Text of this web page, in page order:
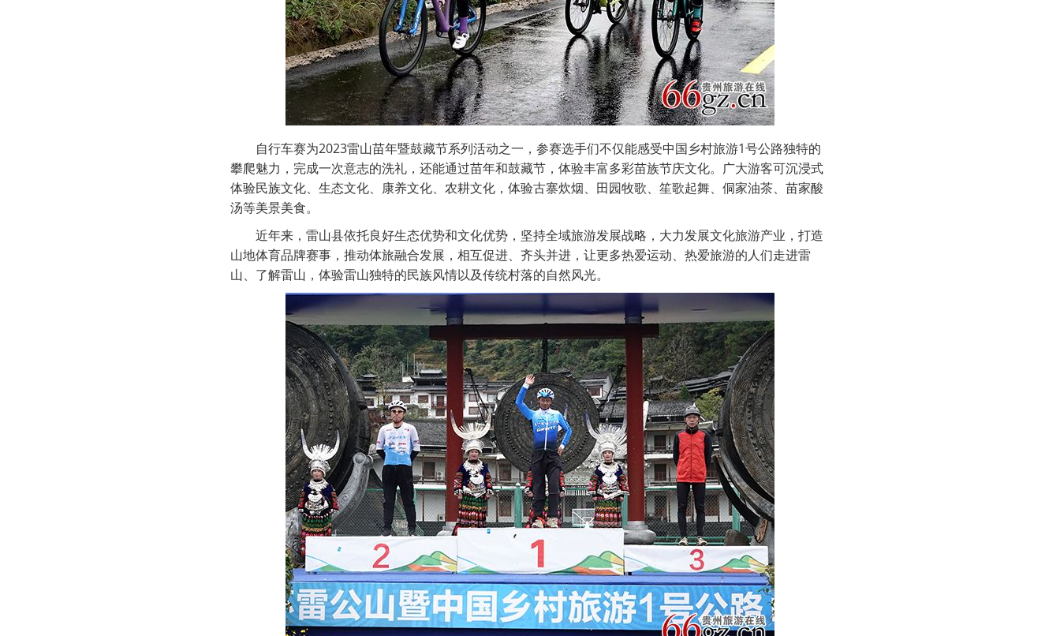
自行车赛为2023雷山苗年暨鼓藏节系列活动之一，参赛选手们不仅能感受中国乡村旅游1号公路独特的
攀爬魅力，完成一次意志的洗礼，还能通过苗年和鼓藏节，体验丰富多彩苗族节庆文化。广大游客可沉浸式
体验民族文化、生态文化、康养文化、农耕文化，体验古寨炊烟、田园牧歌、笙歌起舞、侗家油茶、苗家酸
汤等美景美食。
近年来，雷山县依托良好生态优势和文化优势，坚持全域旅游发展战略，大力发展文化旅游产业，打造
山地体育品牌赛事，推动体旅融合发展，相互促进、齐头并进，让更多热爱运动、热爱旅游的人们走进雷
山、了解雷山，体验雷山独特的民族风情以及传统村落的自然风光。